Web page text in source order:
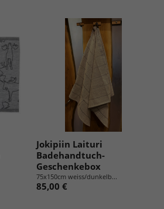
Jokipiin Laituri
Badehandtuch-
Geschenkebox
75x150cm weiss/dunkelb...
85,00 €